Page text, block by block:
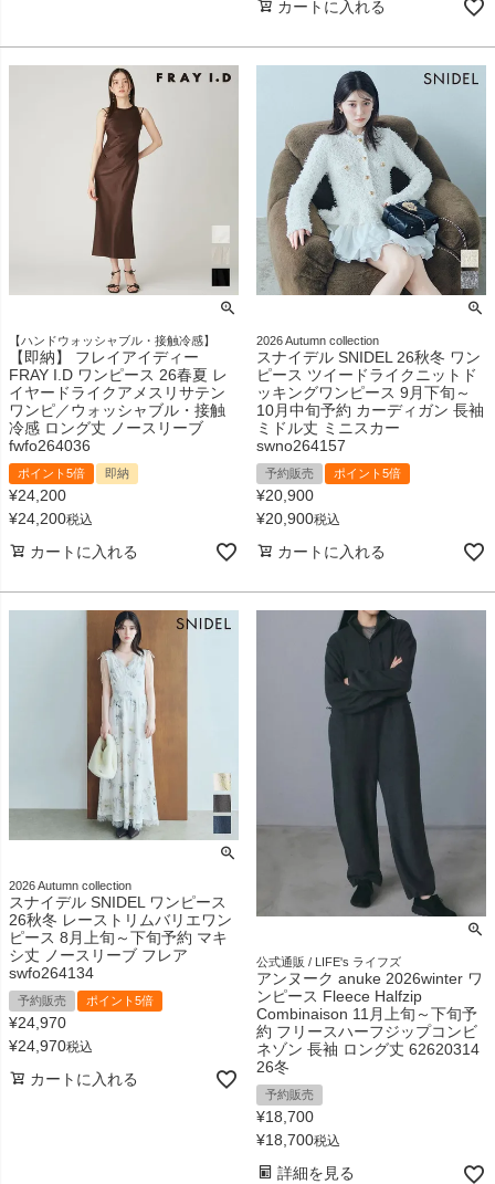
カートに入れる
【ハンドウォッシャブル・接触冷感】
【即納】 フレイアイディー
FRAY I.D ワンピース 26春夏 レ
イヤードライクアメスリサテン
ワンピ／ウォッシャブル・接触
冷感 ロング丈 ノースリーブ
fwfo264036
ポイント5倍 即納
¥24,200
¥24,200税込
カートに入れる
2026 Autumn collection
スナイデル SNIDEL 26秋冬 ワン
ピース ツイードライクニットド
ッキングワンピース 9月下旬～
10月中旬予約 カーディガン 長袖
ミドル丈 ミニスカー
swno264157
予約販売 ポイント5倍
¥20,900
¥20,900税込
カートに入れる
2026 Autumn collection
スナイデル SNIDEL ワンピース
26秋冬 レーストリムバリエワン
ピース 8月上旬～下旬予約 マキ
シ丈 ノースリーブ フレア
swfo264134
予約販売 ポイント5倍
¥24,970
¥24,970税込
カートに入れる
公式通販 / LIFE's ライフズ
アンヌーク anuke 2026winter ワ
ンピース Fleece Halfzip
Combinaison 11月上旬～下旬予
約 フリースハーフジップコンビ
ネゾン 長袖 ロング丈 62620314
26冬
予約販売
¥18,700
¥18,700税込
詳細を見る